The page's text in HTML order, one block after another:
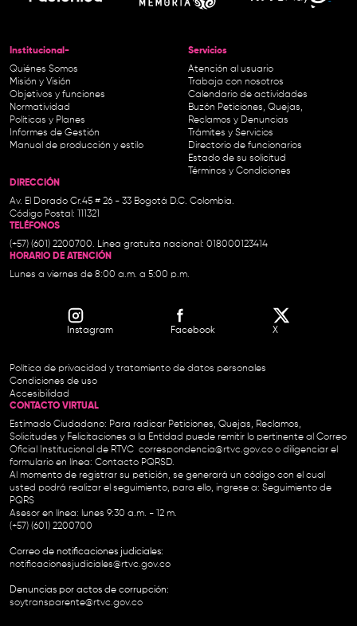
Institucional-
Quiénes Somos
Misión y Visión
Objetivos y funciones
Normatividad
Políticas y Planes
Informes de Gestión
Manual de producción y estilo
Servicios
Atención al usuario
Trabaja con nosotros
Calendario de actividades
Buzón Peticiones, Quejas,
Reclamos y Denuncias
Trámites y Servicios
Directorio de funcionarios
Estado de su solicitud
Términos y Condiciones
DIRECCIÓN
Av. El Dorado Cr.45 # 26 - 33 Bogotá D.C. Colombia.
Código Postal: 111321
TELÉFONOS
(+57) (601) 2200700. Línea gratuita nacional: 018000123414
HORARIO DE ATENCIÓN
Lunes a viernes de 8:00 a.m. a 5:00 p.m.
Instagram Facebook X
Política de privacidad y tratamiento de datos personales
Condiciones de uso
Accesibilidad
CONTACTO VIRTUAL
Estimado Ciudadano: Para radicar Peticiones, Quejas, Reclamos,
Solicitudes y Felicitaciones a la Entidad puede remitir lo pertinente al Correo
Oficial Institucional de RTVC correspondencia@rtvc.gov.co o diligenciar el
formulario en línea: Contacto PQRSD.
Al momento de registrar su petición, se generará un código con el cual
usted podrá realizar el seguimiento, para ello, ingrese a: Seguimiento de
PQRS
Asesor en línea: lunes 9:30 a.m. - 12 m.
(+57) (601) 2200700
Correo de notificaciones judiciales:
notificacionesjudiciales@rtvc.gov.co
Denuncias por actos de corrupción:
soytransparente@rtvc.gov.co